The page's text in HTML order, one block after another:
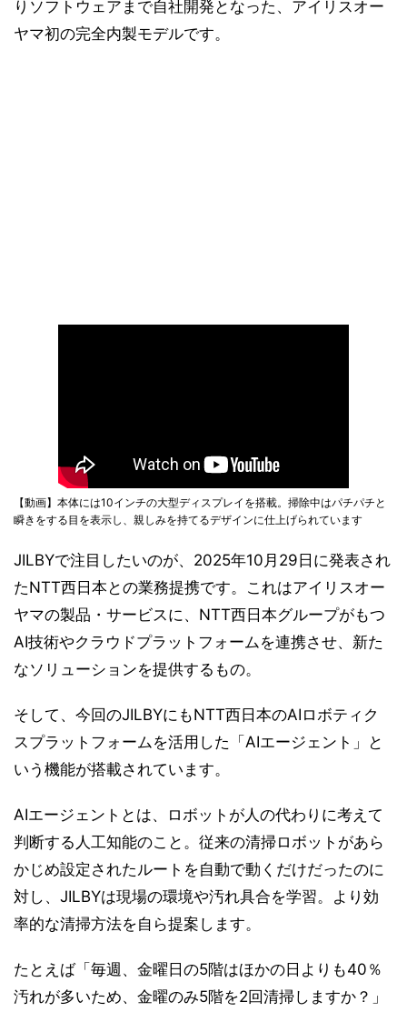
りソフトウェアまで自社開発となった、アイリスオー
ヤマ初の完全内製モデルです。
【動画】本体には10インチの大型ディスプレイを搭載。掃除中はパチパチと
瞬きをする目を表示し、親しみを持てるデザインに仕上げられています
JILBYで注目したいのが、2025年10月29日に発表され
たNTT西日本との業務提携です。これはアイリスオー
ヤマの製品・サービスに、NTT西日本グループがもつ
AI技術やクラウドプラットフォームを連携させ、新た
なソリューションを提供するもの。
そして、今回のJILBYにもNTT西日本のAIロボティク
スプラットフォームを活用した「AIエージェント」と
いう機能が搭載されています。
AIエージェントとは、ロボットが人の代わりに考えて
判断する人工知能のこと。従来の清掃ロボットがあら
かじめ設定されたルートを自動で動くだけだったのに
対し、JILBYは現場の環境や汚れ具合を学習。より効
率的な清掃方法を自ら提案します。
たとえば「毎週、金曜日の5階はほかの日よりも40％
汚れが多いため、金曜のみ5階を2回清掃しますか？」